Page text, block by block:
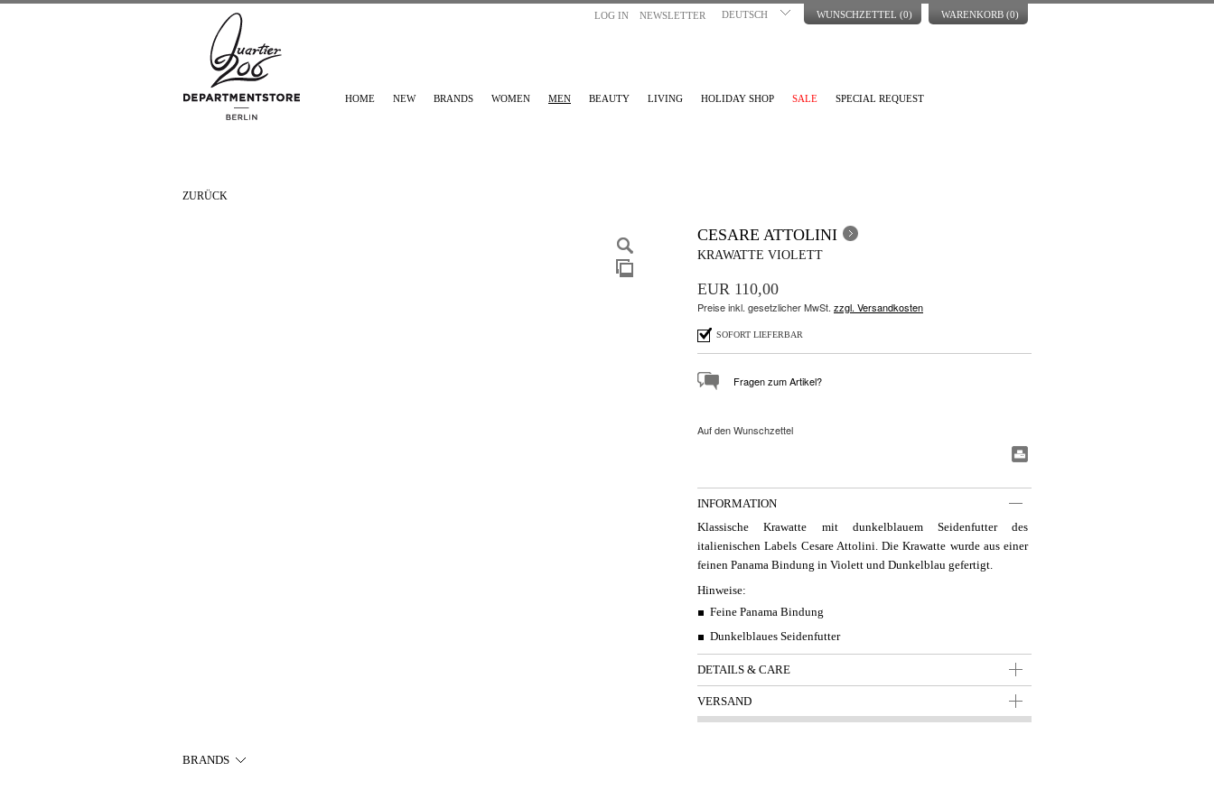
LOG IN NEWSLETTER DEUTSCH WUNSCHZETTEL (0) WARENKORB (0)
HOME NEW BRANDS WOMEN MEN BEAUTY LIVING HOLIDAY SHOP SALE SPECIAL REQUEST
ZURÜCK
CESARE ATTOLINI
KRAWATTE VIOLETT
EUR 110,00
Preise inkl. gesetzlicher MwSt. zzgl. Versandkosten
SOFORT LIEFERBAR
Fragen zum Artikel?
Auf den Wunschzettel
INFORMATION
Klassische Krawatte mit dunkelblauem Seidenfutter des
italienischen Labels Cesare Attolini. Die Krawatte wurde aus einer
feinen Panama Bindung in Violett und Dunkelblau gefertigt.
Hinweise:
Feine Panama Bindung
Dunkelblaues Seidenfutter
DETAILS & CARE
VERSAND
BRANDS